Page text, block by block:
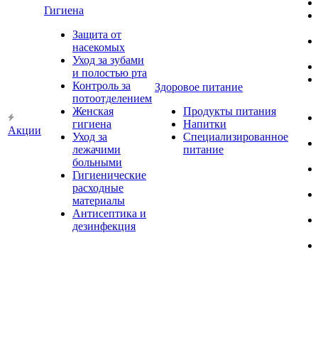
Акции
Гигиена
Защита от
насекомых
Уход за зубами
и полостью рта
Контроль за
потоотделением
Женская
гигиена
Уход за
лежачими
больными
Гигиенические
расходные
материалы
Антисептика и
дезинфекция
Здоровое питание
Продукты питания
Напитки
Специализированное
питание